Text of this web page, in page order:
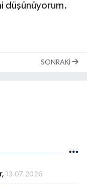
düşünüyorum.
SONRAKI
13.07.2026